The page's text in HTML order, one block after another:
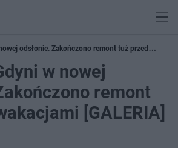
odsłonie. Zakończono remont tuż przed
w nowej
remont
[GALERIA]